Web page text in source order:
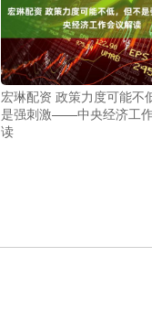
宏琳配资 政策力度可能不
是强刺激——中央经济工
读